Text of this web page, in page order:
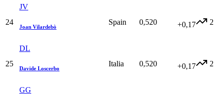
24
JV
Joan Vilardebò
Spain 0,520 +0,17 2
25
DL
Davide Loscerbo
Italia 0,520 +0,17 2
GG